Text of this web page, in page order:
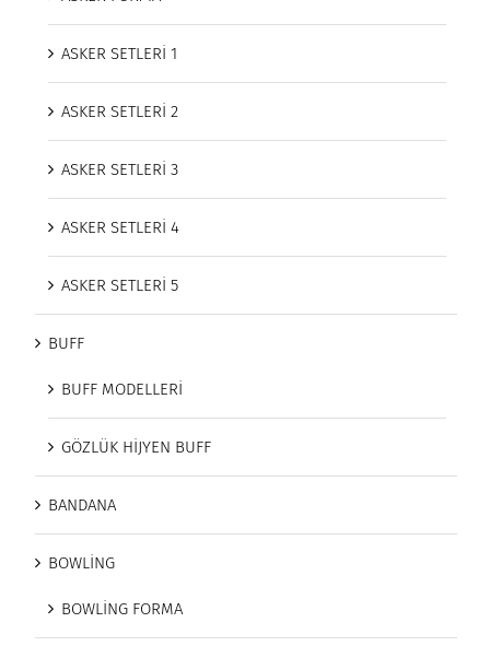
ASKER SETLERİ 1
ASKER SETLERİ 2
ASKER SETLERİ 3
ASKER SETLERİ 4
ASKER SETLERİ 5
BUFF
BUFF MODELLERİ
GÖZLÜK HİJYEN BUFF
BANDANA
BOWLİNG
BOWLİNG FORMA